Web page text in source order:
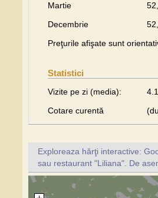
Martie
Decembrie
Preţurile afişate sunt
Statistici
Vizite pe zi (media):
4.1
Cotare curentă
Exploreaza hărţi interactive:
sau restaurant "Liliana". De